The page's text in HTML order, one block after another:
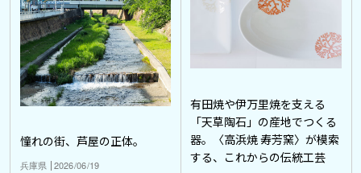
憧れの街、芦屋の正体。
兵庫県 2026/06/19
有田焼や伊万里焼を支える
「天草陶石」の産地でつくる
器。〈高浜焼 寿芳窯〉が模索
する、これからの伝統工芸